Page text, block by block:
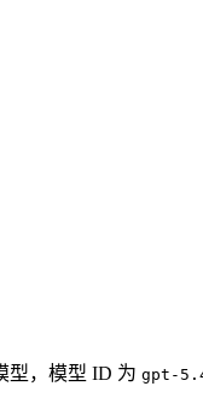
型，模型 ID 为 gpt-